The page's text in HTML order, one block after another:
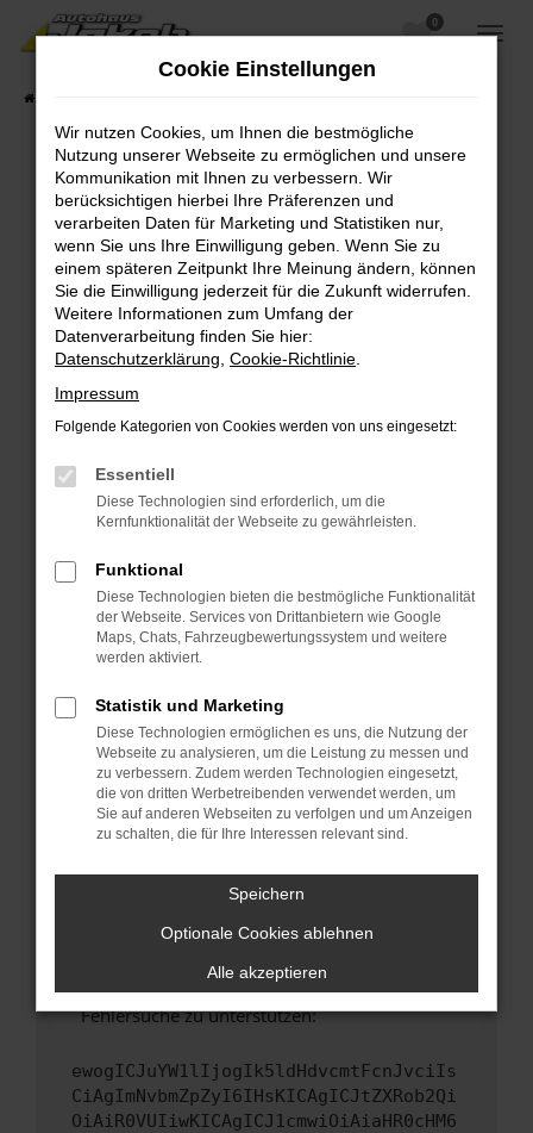
Zum
Hauptinhalt
0
Fehler: Network Error
Beim Laden ist ein Fehler aufgetreten.
Hier sind ein paar Tipps, die dir helfen können:
Überprüfe deine Firewall und deine
Internetverbindung.
Laden andere Webseiten, zum Beispiel deine
Suchmaschine?
Prüfe deine Browsererweiterungen.
Manche Erweiterungen, wie Werbeblocker,
können das Laden bestimmter Seiten
verhindern. Funktioniert die Seite in einem
Fenster?
Starte dein Gerät neu.
Das kann manchmal helfen, vorübergehende
Probleme zu beheben.
Betriebssystem auf dem neuesten Stand
sind.
Veraltete Software birgt nicht nur ein
Sicherheitsrisiko, sondern kann auch dazu
führen, dass bestimmte Funktionen nicht mehr
unterstützt werden.
Wende dich an den Webseitenbetreiber.
Wenn du alle oben genannten Schritte versucht
hast, kontaktiere uns bitte. Wir werden
versuchen, das Problem zu beheben. Du kannst
uns diesen Text schicken, um uns bei der
Fehlersuche zu unterstützen:
ewogICJuYW1lIjogIk5ldHdvcmtFcnJvciIs
CiAgImNvbmZpZyI6IHsKICAgICJtZXRob2Qi
OiAiR0VUIiwKICAgICJ1cmwiOiAiaHR0cHM6
Cookie Einstellungen
Wir nutzen Cookies, um Ihnen die bestmögliche
Nutzung unserer Webseite zu ermöglichen und unsere
Kommunikation mit Ihnen zu verbessern. Wir
berücksichtigen hierbei Ihre Präferenzen und
verarbeiten Daten für Marketing und Statistiken nur,
wenn Sie uns Ihre Einwilligung geben. Wenn Sie zu
einem späteren Zeitpunkt Ihre Meinung ändern, können
Sie die Einwilligung jederzeit für die Zukunft widerrufen.
Weitere Informationen zum Umfang der
Datenverarbeitung finden Sie hier:
Datenschutzerklärung Cookie-Richtlinie
Impressum
Folgende Kategorien von Cookies werden von uns eingesetzt:
Essentiell
Diese Technologien sind erforderlich, um die
Kernfunktionalität der Webseite zu gewährleisten.
Funktional
Diese Technologien bieten die bestmögliche Funktionalität
der Webseite. Services von Drittanbietern wie Google
Maps, Chats, Fahrzeugbewertungssystem und weitere
werden aktiviert.
Statistik und Marketing
Diese Technologien ermöglichen es uns, die Nutzung der
Webseite zu analysieren, um die Leistung zu messen und
zu verbessern. Zudem werden Technologien eingesetzt,
die von dritten Werbetreibenden verwendet werden, um
Sie auf anderen Webseiten zu verfolgen und um Anzeigen
zu schalten, die für Ihre Interessen relevant sind.
Speichern
Optionale Cookies ablehnen
Alle akzeptieren